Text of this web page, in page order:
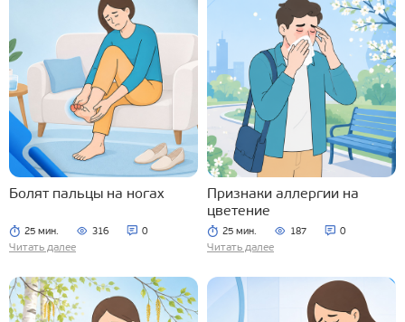
Болят пальцы на ногах
25 мин. 316 0
Читать далее
Признаки аллергии на
цветение
25 мин. 187 0
Читать далее